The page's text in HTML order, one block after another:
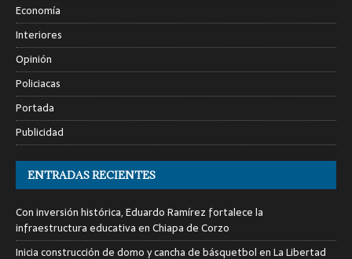
Economía
Interiores
Opinión
Policiacas
Portada
Publicidad
ENTRADAS RECIENTES
Con inversión histórica, Eduardo Ramírez fortalece la
infraestructura educativa en Chiapa de Corzo
Inicia construcción de domo y cancha de básquetbol en La Libertad